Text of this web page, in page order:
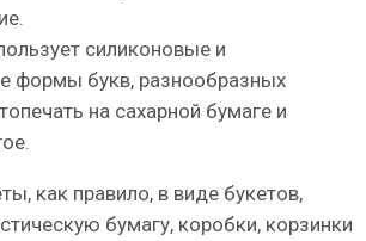
силиконовые и
формы букв, разнообразных
на сахарной бумаге и
как правило, в виде букетов,
бумагу, коробки, корзинки